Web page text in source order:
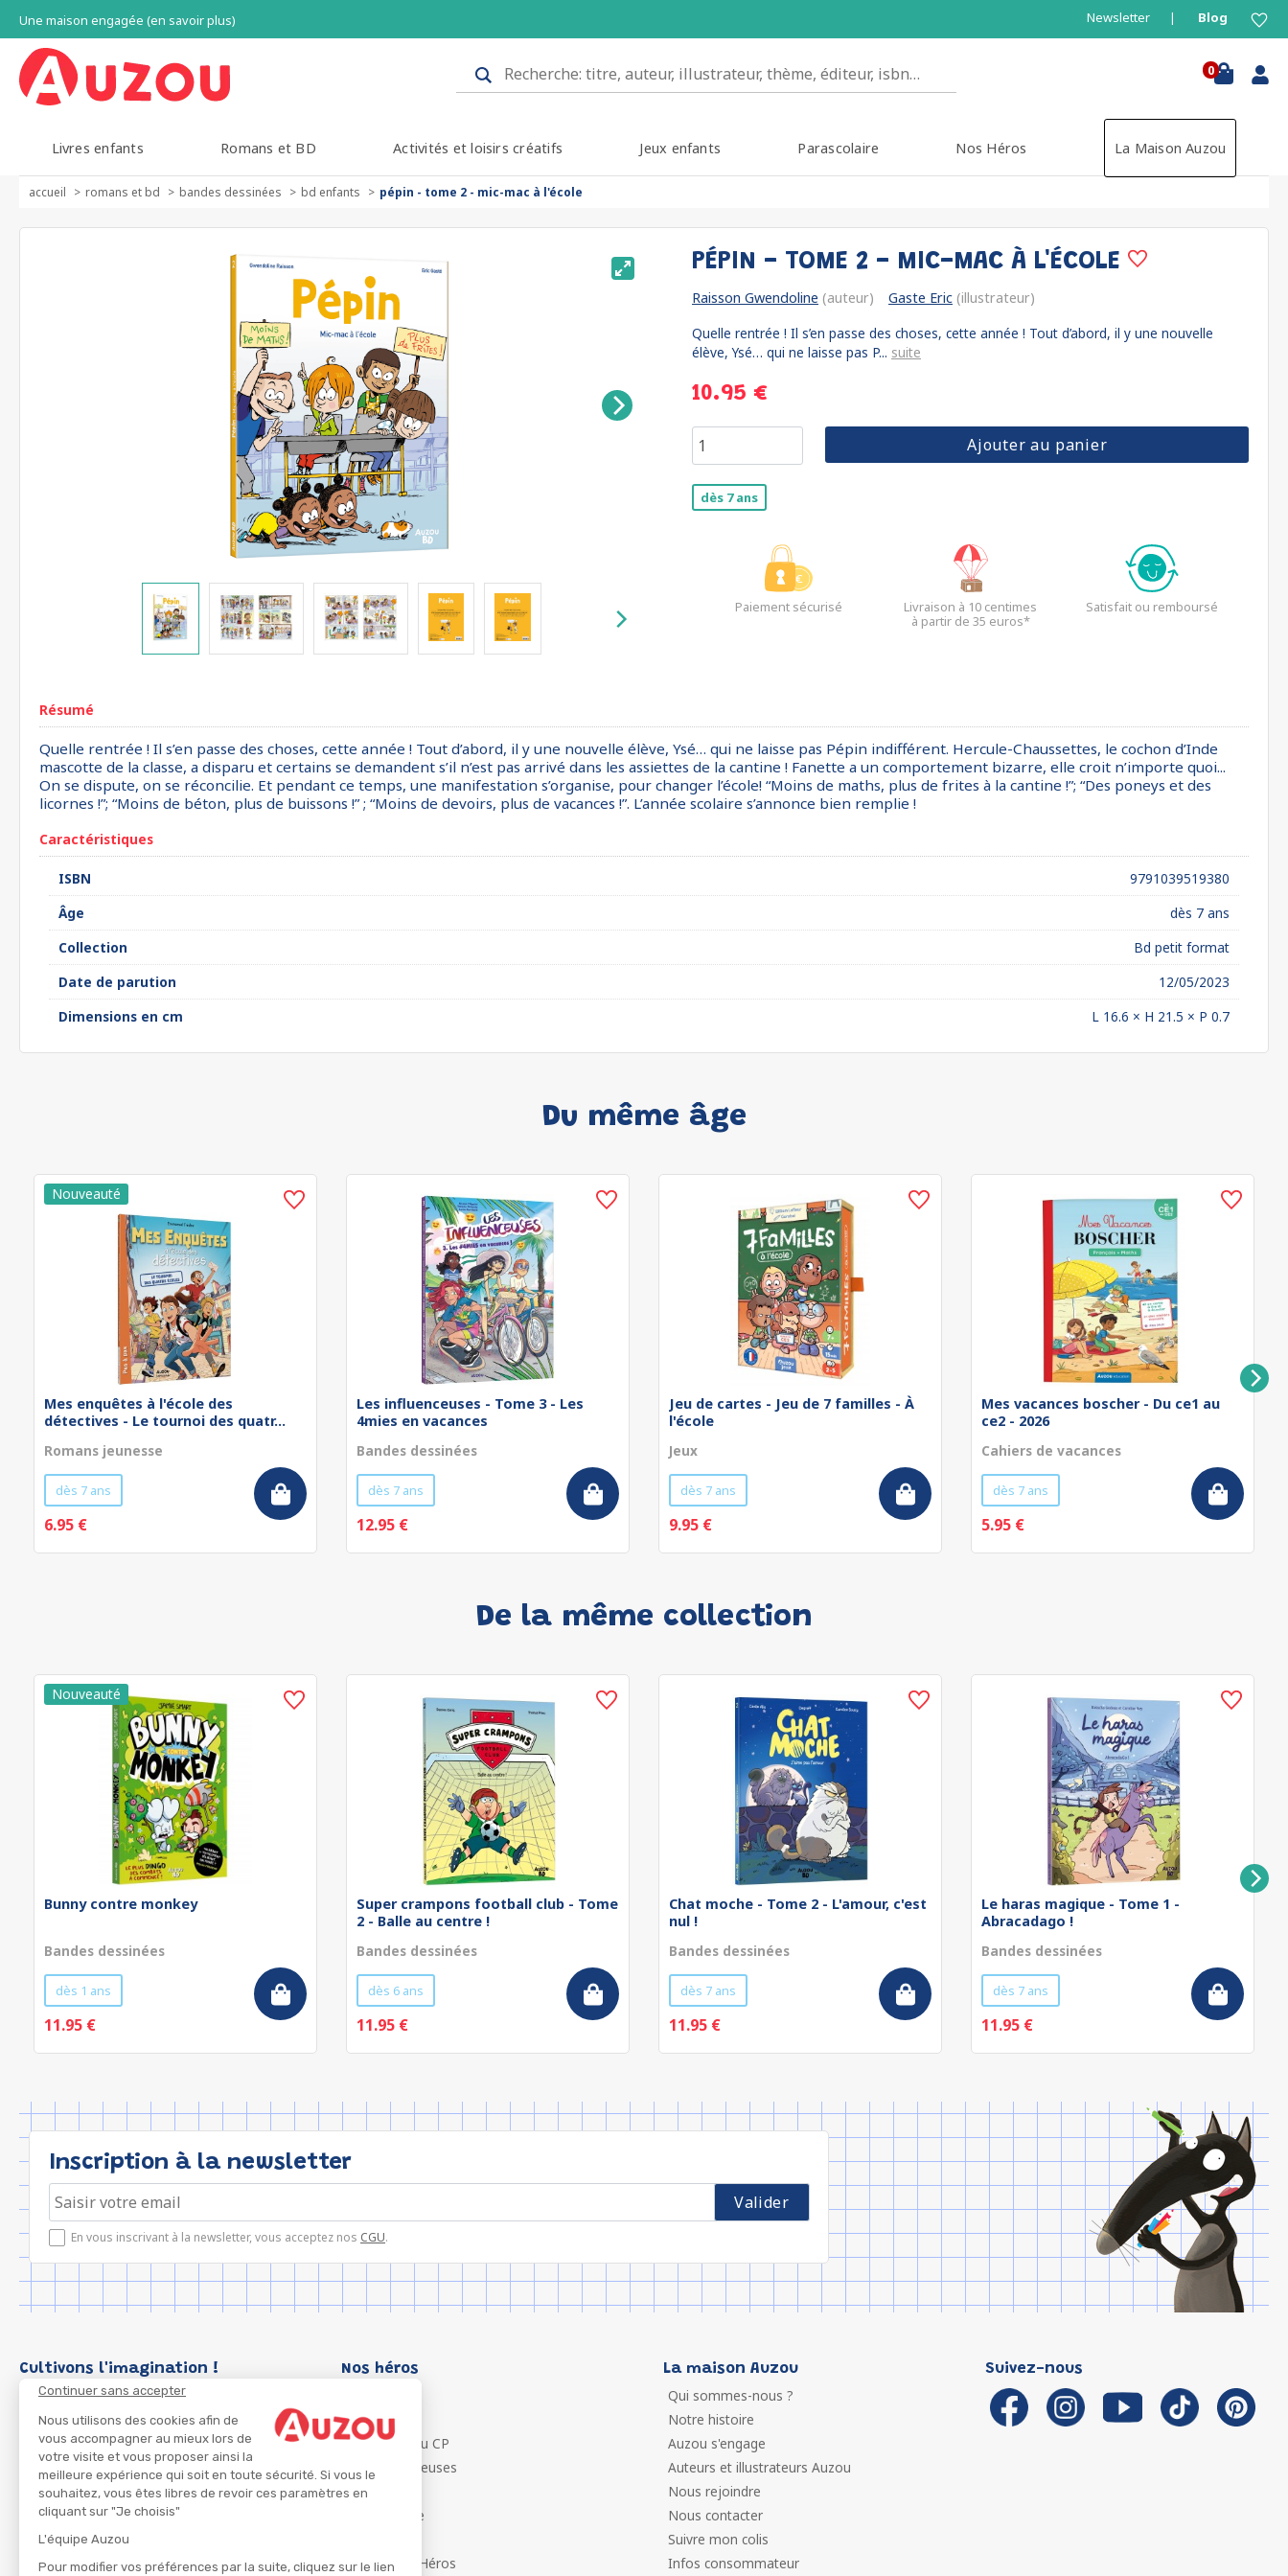
Continuer sans accepter
Nous utilisons des cookies afin de
vous accompagner au mieux lors de
votre visite et vous proposer ainsi la
meilleure expérience qui soit en toute sécurité. Si vous le
souhaitez, vous êtes libres de revoir ces paramètres en
cliquant sur "Je choisis"
L'équipe Auzou
Pour modifier vos préférences par la suite, cliquez sur le lien
Une maison engagée (en savoir plus) Newsletter Blog
0
Livres enfants Romans et BD Activités et loisirs créatifs Jeux enfants Parascolaire Nos Héros La Maison Auzou
accueil romans et bd bandes dessinées bd enfants pépin - tome 2 - mic-mac à l'école
PÉPIN - TOME 2 - MIC-MAC À L'ÉCOLE
Raisson Gwendoline (auteur) Gaste Eric (illustrateur)
Quelle rentrée ! Il s’en passe des choses, cette année ! Tout d’abord, il y une nouvelle
élève, Ysé… qui ne laisse pas P... suite
10.95 €
Ajouter au panier
dès 7 ans
Paiement sécurisé
Livraison à 10 centimes
à partir de 35 euros*
Satisfait ou remboursé
Résumé
Quelle rentrée ! Il s’en passe des choses, cette année ! Tout d’abord, il y une nouvelle élève, Ysé… qui ne laisse pas Pépin indifférent. Hercule-Chaussettes, le cochon d’Inde
mascotte de la classe, a disparu et certains se demandent s’il n’est pas arrivé dans les assiettes de la cantine ! Fanette a un comportement bizarre, elle croit n’importe quoi...
On se dispute, on se réconcilie. Et pendant ce temps, une manifestation s’organise, pour changer l’école! “Moins de maths, plus de frites à la cantine !”; “Des poneys et des
licornes !”; “Moins de béton, plus de buissons !” ; “Moins de devoirs, plus de vacances !”. L’année scolaire s’annonce bien remplie !
Caractéristiques
ISBN
9791039519380
Âge
dès 7 ans
Collection
Bd petit format
Date de parution
12/05/2023
Dimensions en cm
L 16.6 × H 21.5 × P 0.7
Du même âge
Mes enquêtes à l'école des
détectives - Le tournoi des quatr...
Romans jeunesse
dès 7 ans
6.95 €
Les influenceuses - Tome 3 - Les
4mies en vacances
Bandes dessinées
dès 7 ans
12.95 €
Jeu de cartes - Jeu de 7 familles - À
l'école
Jeux
dès 7 ans
9.95 €
Mes vacances boscher - Du ce1 au
ce2 - 2026
Cahiers de vacances
dès 7 ans
5.95 €
De la même collection
Bunny contre monkey
Bandes dessinées
dès 1 ans
11.95 €
Super crampons football club - Tome
2 - Balle au centre !
Bandes dessinées
dès 6 ans
11.95 €
Chat moche - Tome 2 - L'amour, c'est
nul !
Bandes dessinées
dès 7 ans
11.95 €
Le haras magique - Tome 1 -
Abracadago !
Bandes dessinées
dès 7 ans
11.95 €
Inscription à la newsletter
En vous inscrivant à la newsletter, vous acceptez nos CGU.
Cultivons l'imagination ! Nos héros
P'tit Loup
Les Héros du CP
Les Influenceuses
Migali
Petite Taupe
Ma Boîte à Héros
La maison Auzou
Qui sommes-nous ?
Notre histoire
Auzou s'engage
Auteurs et illustrateurs Auzou
Nous rejoindre
Nous contacter
Suivre mon colis
Infos consommateur
Suivez-nous